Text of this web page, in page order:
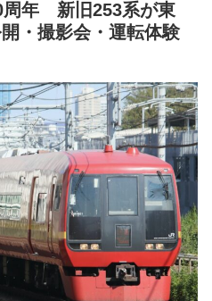
周年 新旧253系が東
・撮影会・運転体験